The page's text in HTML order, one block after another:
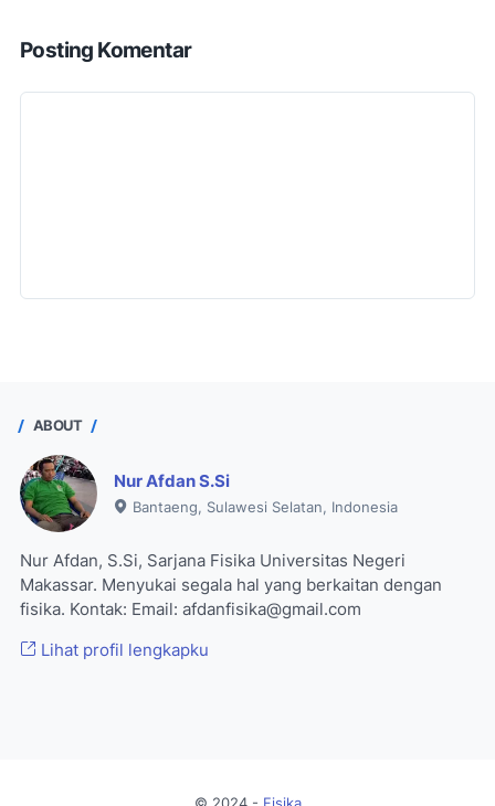
Posting Komentar
ABOUT
Nur Afdan S.Si
Bantaeng, Sulawesi Selatan, Indonesia
Nur Afdan, S.Si, Sarjana Fisika Universitas Negeri
Makassar. Menyukai segala hal yang berkaitan dengan
fisika. Kontak: Email: afdanfisika@gmail.com
Lihat profil lengkapku